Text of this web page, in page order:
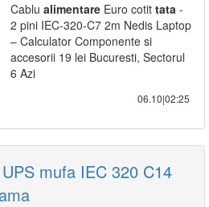
Cablu alimentare Euro cotit tata -
2 pini IEC-320-C7 2m Nedis Laptop
– Calculator Componente si
accesorii 19 lei Bucuresti, Sectorul
6 Azi
06.10|02:25
mufa IEC 320 C14